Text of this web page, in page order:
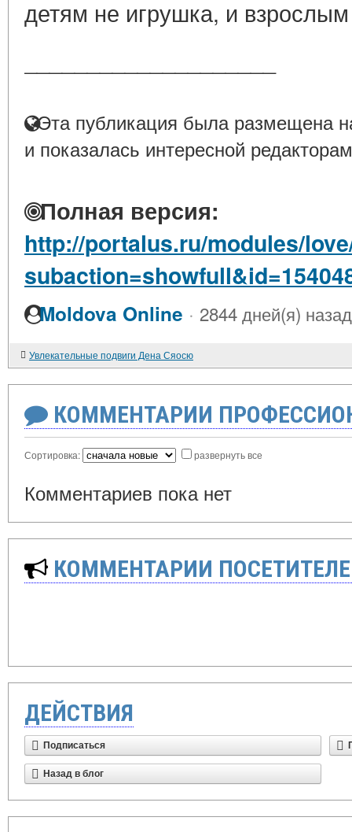
детям не игрушка, и
Эта публикация была размещена
и показалась интересной
Полная версия:
http://portalus.ru/modules/
Moldova Online · 2844 дней(я) назад
Увлекательные подвиги Дена Сяосю
КОММЕНТАРИИ
Сортировка: развернуть все
Комментариев пока нет
КОММЕНТАРИИ
ДЕЙСТВИЯ
Подписаться
Назад в блог